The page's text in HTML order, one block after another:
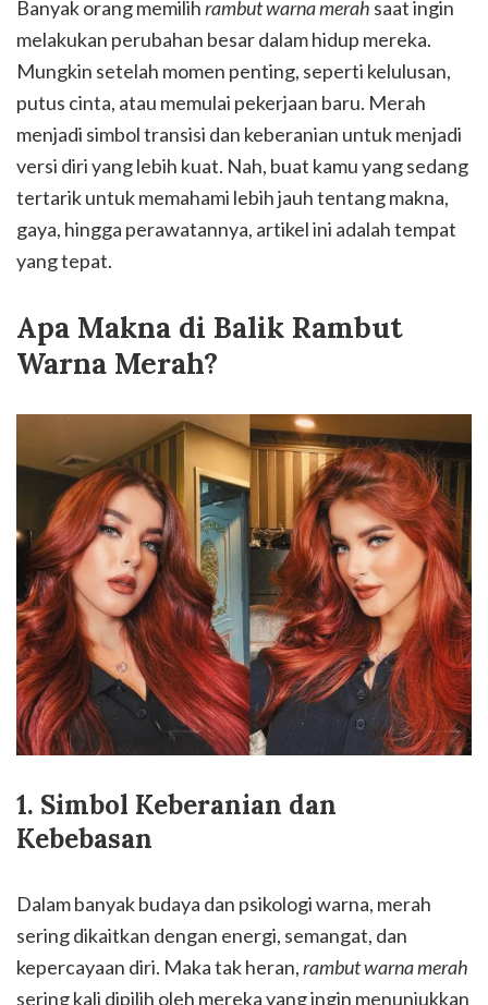
Banyak orang memilihrambut warna merah saat ingin
melakukan perubahan besar dalam hidup mereka.
Mungkin setelah momen penting, seperti kelulusan,
putus cinta, atau memulai pekerjaan baru. Merah
menjadi simbol transisi dan keberanian untuk menjadi
versi diri yang lebih kuat. Nah, buat kamu yang sedang
tertarik untuk memahami lebih jauh tentang makna,
gaya, hingga perawatannya, artikel ini adalah tempat
yang tepat.
Apa Makna di Balik Rambut
Warna Merah?
1. Simbol Keberanian dan
Kebebasan
Dalam banyak budaya dan psikologi warna, merah
sering dikaitkan dengan energi, semangat, dan
kepercayaan diri. Maka tak heran,rambut warna merah
sering kali dipilih oleh mereka yang ingin menunjukkan